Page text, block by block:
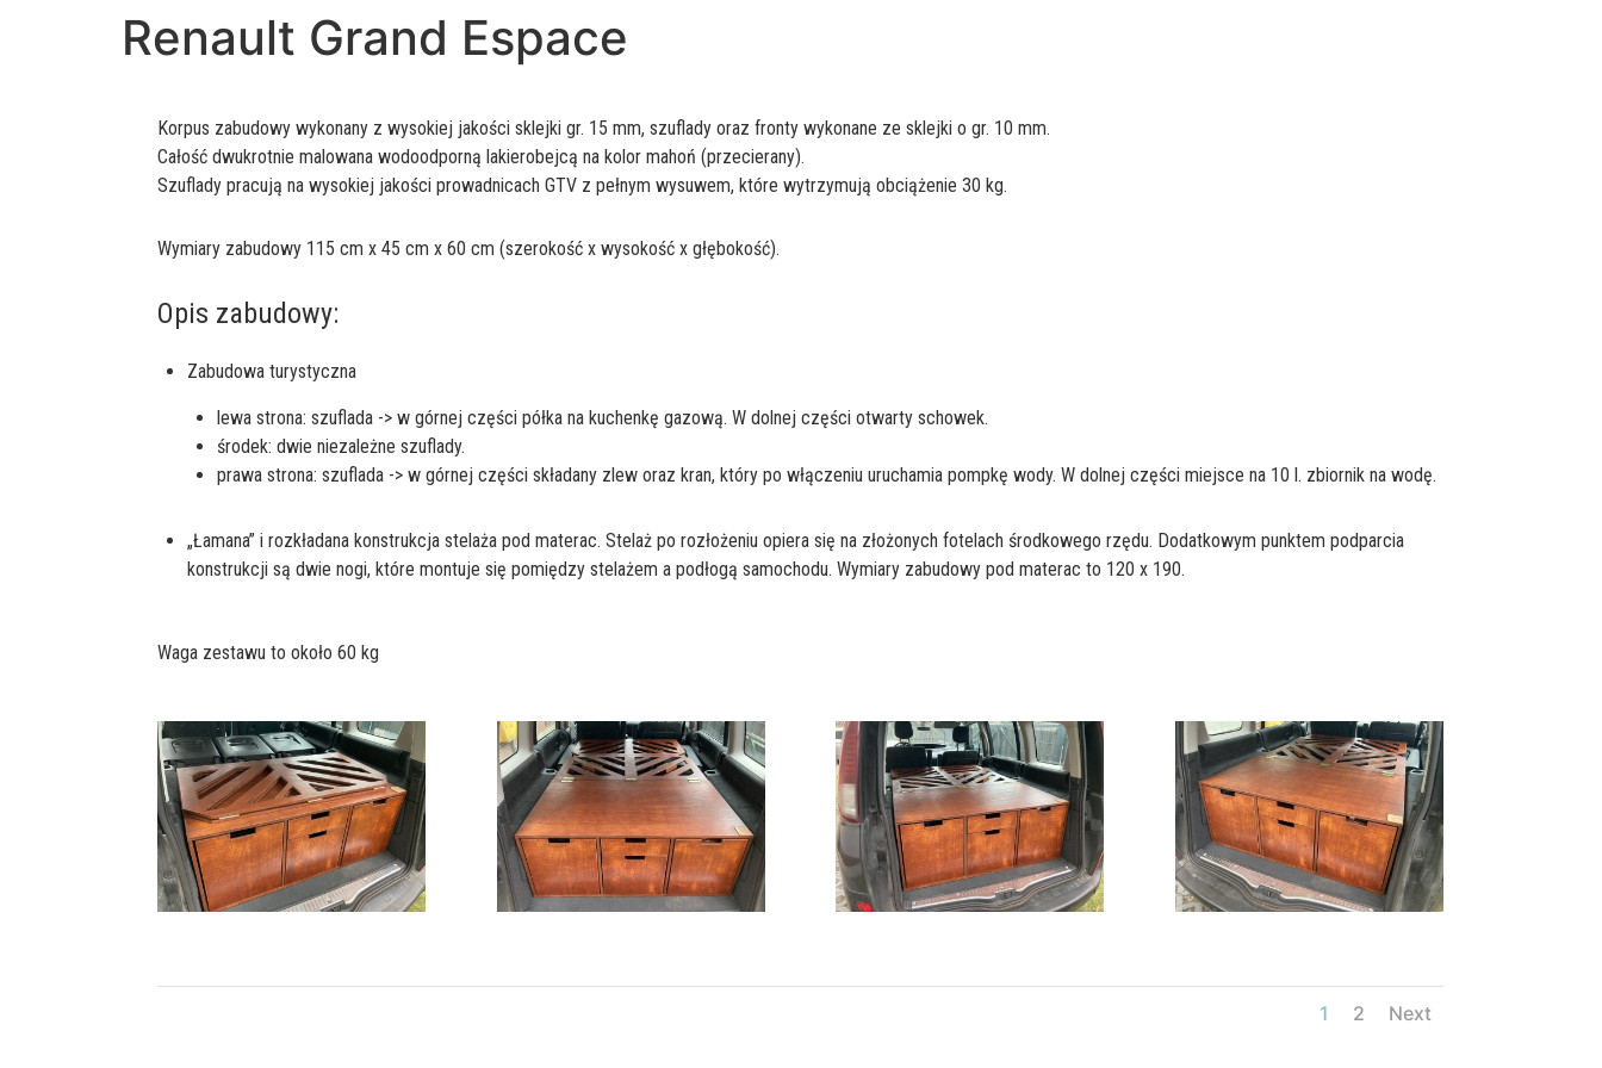
Renault Grand Espace
Korpus zabudowy wykonany z wysokiej jakości sklejki gr. 15 mm, szuflady oraz fronty wykonane ze sklejki o gr. 10 mm.
Całość dwukrotnie malowana wodoodporną lakierobejcą na kolor mahoń (przecierany).
Szuflady pracują na wysokiej jakości prowadnicach GTV z pełnym wysuwem, które wytrzymują obciążenie 30 kg.
Wymiary zabudowy 115 cm x 45 cm x 60 cm (szerokość x wysokość x głębokość).
Opis zabudowy:
Zabudowa turystyczna
lewa strona: szuflada -> w górnej części półka na kuchenkę gazową. W dolnej części otwarty schowek.
środek: dwie niezależne szuflady.
prawa strona: szuflada -> w górnej części składany zlew oraz kran, który po włączeniu uruchamia pompkę wody. W dolnej części miejsce na 10 l. zbiornik na wodę.
„Łamana” i rozkładana konstrukcja stelaża pod materac. Stelaż po rozłożeniu opiera się na złożonych fotelach środkowego rzędu. Dodatkowym punktem podparcia
konstrukcji są dwie nogi, które montuje się pomiędzy stelażem a podłogą samochodu. Wymiary zabudowy pod materac to 120 x 190.
Waga zestawu to około 60 kg
1 2 Next